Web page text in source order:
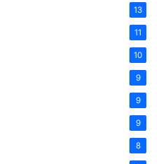
13
11
10
9
9
9
8